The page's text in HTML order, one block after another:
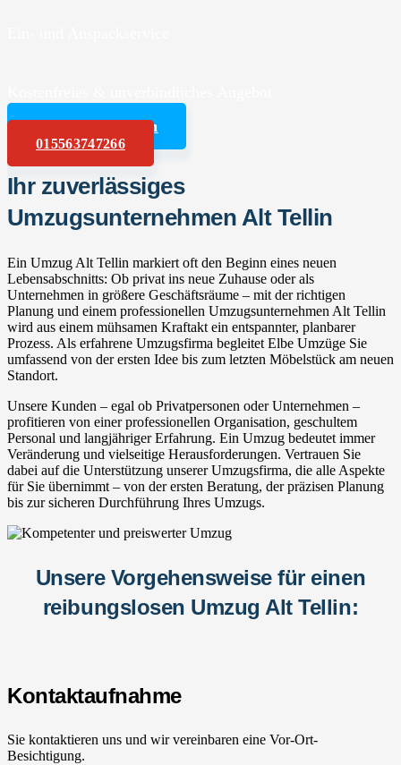
Angebot anfordern
015563747266
Ihr zuverlässiges
Umzugsunternehmen Alt Tellin
Ein Umzug Alt Tellin markiert oft den Beginn eines neuen
Lebensabschnitts: Ob privat ins neue Zuhause oder als
Unternehmen in größere Geschäftsräume – mit der richtigen
Planung und einem professionellen Umzugsunternehmen Alt Tellin
wird aus einem mühsamen Kraftakt ein entspannter, planbarer
Prozess. Als erfahrene Umzugsfirma begleitet Elbe Umzüge Sie
umfassend von der ersten Idee bis zum letzten Möbelstück am neuen
Standort.
Unsere Kunden – egal ob Privatpersonen oder Unternehmen –
profitieren von einer professionellen Organisation, geschultem
Personal und langjähriger Erfahrung. Ein Umzug bedeutet immer
Veränderung und vielseitige Herausforderungen. Vertrauen Sie
dabei auf die Unterstützung unserer Umzugsfirma, die alle Aspekte
für Sie übernimmt – von der ersten Beratung, der präzisen Planung
bis zur sicheren Durchführung Ihres Umzugs.
Unsere Vorgehensweise für einen
reibungslosen Umzug Alt Tellin:
Kontaktaufnahme
Sie kontaktieren uns und wir vereinbaren eine Vor-Ort-
Besichtigung.